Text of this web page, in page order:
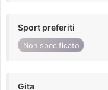
Sport preferiti
Non specificato
Gita